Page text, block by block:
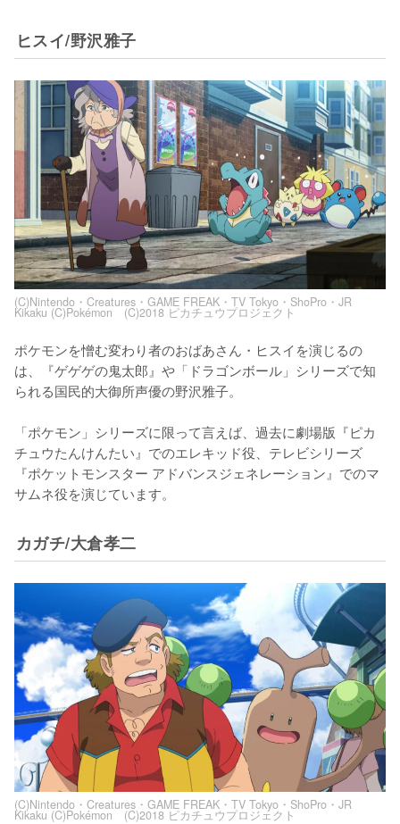
ヒスイ/野沢雅子
(C)Nintendo・Creatures・GAME FREAK・TV Tokyo・ShoPro・JR
Kikaku (C)Pokémon (C)2018 ピカチュウプロジェクト
ポケモンを憎む変わり者のおばあさん・ヒスイを演じるの
は、『ゲゲゲの鬼太郎』や「ドラゴンボール」シリーズで知
られる国民的大御所声優の野沢雅子。
「ポケモン」シリーズに限って言えば、過去に劇場版『ピカ
チュウたんけんたい』でのエレキッド役、テレビシリーズ
『ポケットモンスター アドバンスジェネレーション』でのマ
サムネ役を演じています。
カガチ/大倉孝二
(C)Nintendo・Creatures・GAME FREAK・TV Tokyo・ShoPro・JR
Kikaku (C)Pokémon (C)2018 ピカチュウプロジェクト